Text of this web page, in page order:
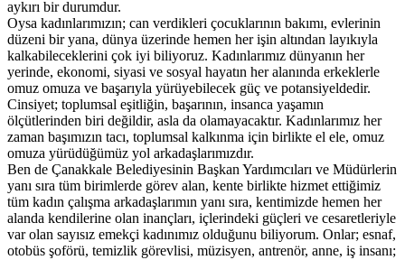
aykırı bir durumdur.
Oysa kadınlarımızın; can verdikleri çocuklarının bakımı, evlerinin
düzeni bir yana, dünya üzerinde hemen her işin altından layıkıyla
kalkabileceklerini çok iyi biliyoruz. Kadınlarımız dünyanın her
yerinde, ekonomi, siyasi ve sosyal hayatın her alanında erkeklerle
omuz omuza ve başarıyla yürüyebilecek güç ve potansiyeldedir.
Cinsiyet; toplumsal eşitliğin, başarının, insanca yaşamın
ölçütlerinden biri değildir, asla da olamayacaktır. Kadınlarımız her
zaman başımızın tacı, toplumsal kalkınma için birlikte el ele, omuz
omuza yürüdüğümüz yol arkadaşlarımızdır.
Ben de Çanakkale Belediyesinin Başkan Yardımcıları ve Müdürlerin
yanı sıra tüm birimlerde görev alan, kente birlikte hizmet ettiğimiz
tüm kadın çalışma arkadaşlarımın yanı sıra, kentimizde hemen her
alanda kendilerine olan inançları, içlerindeki güçleri ve cesaretleriyle
var olan sayısız emekçi kadınımız olduğunu biliyorum. Onlar; esnaf,
otobüs şoförü, temizlik görevlisi, müzisyen, antrenör, anne, iş insanı;